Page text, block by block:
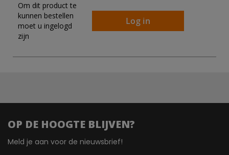
Om dit product te
kunnen bestellen
moet u ingelogd
zijn
Log in
OP DE HOOGTE BLIJVEN?
Meld je aan voor de nieuwsbrief!